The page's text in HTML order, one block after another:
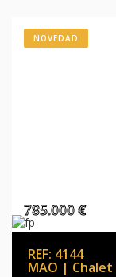
NOVEDAD
785.000 €
REF: 4144
MAO | Chalet